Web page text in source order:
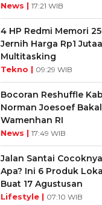
News | 17:21 WIB
4 HP Redmi Memori
Jernih Harga Rp1
Multitasking
Tekno | 09:29 WIB
Bocoran Reshuffle
Norman Joesoef
Wamenhan RI
News | 17:49 WIB
Jalan Santai
Apa? Ini 6 Produk
Buat 17 Agustusan
Lifestyle | 07:10 WIB